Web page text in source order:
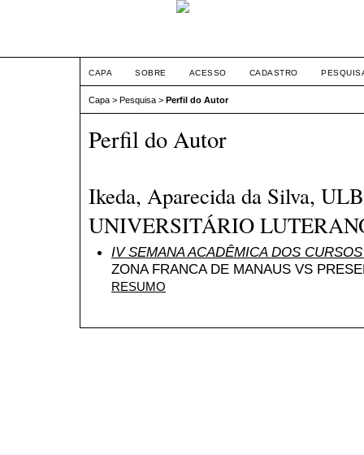
CAPA SOBRE ACESSO CADASTRO
Capa > Pesquisa > Perfil do Autor
Perfil do Autor
Ikeda, Aparecida da Silva,
UNIVERSITÁRIO
IV SEMANA ACADÊMICA DOS
ZONA FRANCA DE MANAUS VS
RESUMO